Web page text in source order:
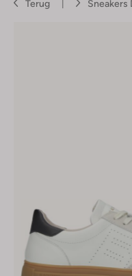
Terug Sneakers